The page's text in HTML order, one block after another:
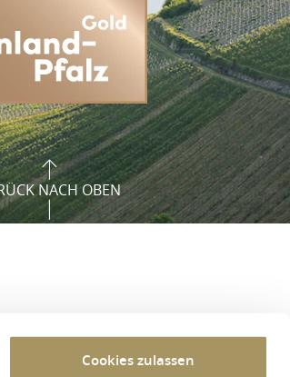
Cookies zulassen
NACH OBEN